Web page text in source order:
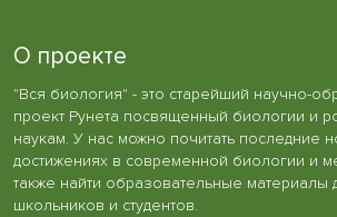
О проекте
"Вся биология" - это старейший научно-
проект Рунета посвященный биологии и
наукам. У нас можно почитать последние
достижениях в современной биологии и
также найти образовательные материалы
школьников и студентов.